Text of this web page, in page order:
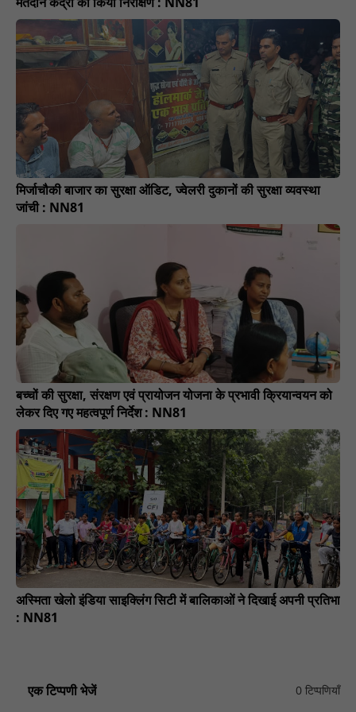
मिर्जाचौकी बाजार का सुरक्षा ऑडिट, ज्वेलरी दुकानों की सुरक्षा व्यवस्था
जांची : NN81
बच्चों की सुरक्षा, संरक्षण एवं प्रायोजन योजना के प्रभावी क्रियान्वयन को
लेकर दिए गए महत्वपूर्ण निर्देश : NN81
अस्मिता खेलो इंडिया साइक्लिंग सिटी में बालिकाओं ने दिखाई अपनी प्रतिभा
: NN81
एक टिप्पणी भेजें 0 टिप्पणियाँ